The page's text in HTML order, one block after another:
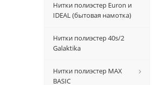
Нитки полиэстер Euron и
IDEAL (бытовая намотка)
Нитки полиэстер 40s/2
Galaktika
Нитки полиэстер MAX
BASIC